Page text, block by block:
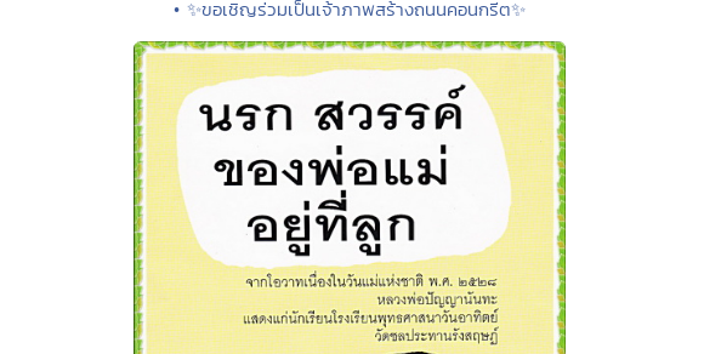
• ✨ขอเชิญร่วมเป็นเจ้าภาพสร้างถนนคอนกรีต✨